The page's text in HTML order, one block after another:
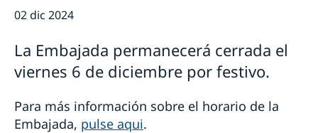
Prioridades en la promoción cultural y comercial
02 dic 2024
La Embajada permanecerá cerrada el
viernes 6 de diciembre por festivo.
Para más información sobre el horario de la
Embajada, pulse aqui.